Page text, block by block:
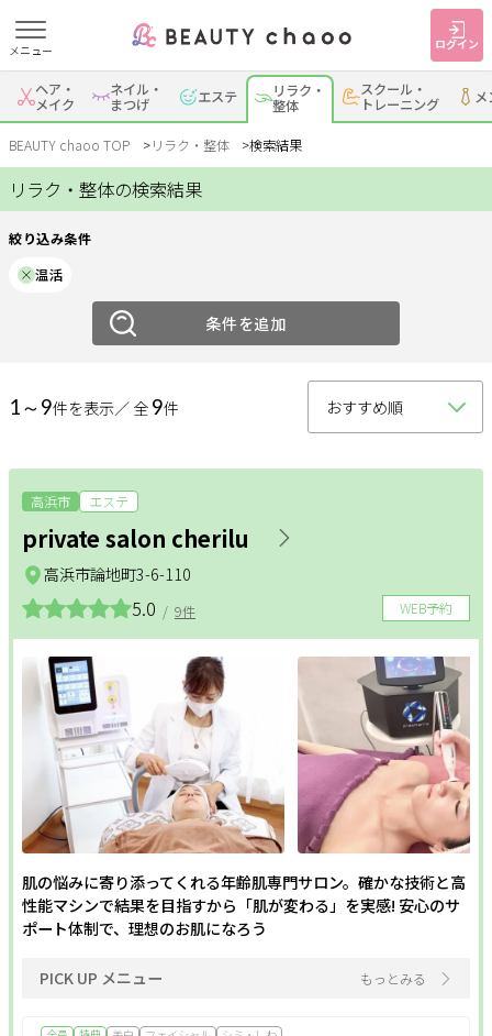
メニュー ログイン
すでに会員の方
ログイン
はじめてご利用の方
新規会員登録
ジャンルで探す
ヘア・メイク
スクール・
トレーニング
メンズ
大人女子トピック ランキング
サポート
よくある質問
プライバシーポリシー
運営会社
お知らせ
お問い合わせ
掲載店様
掲載のご案内
掲載の申込み
掲載店様ログイン
ヘア・
メイク
ネイル・
まつげ エステ リラク・
整体
スクール・
トレーニング メ
BEAUTY chaoo TOP リラク・整体 検索結果
リラク・整体の検索結果
絞り込み条件
温活
条件を追加
1～9件を表示／ 全 9件
高浜市 エステ
private salon cherilu
WEB予約
5.0 / 9件
高浜市論地町3-6-110
肌の悩みに寄り添ってくれる年齢肌専門サロン。確かな技術と高
性能マシンで結果を目指すから「肌が変わる」を実感! 安心のサ
ポート体制で、理想のお肌になろう
PICK UP メニュー もっとみる
絞り込み
ジャンル
リラク
エリア
岡崎・幸田
・蒲郡
安城
碧南・高浜
豊明・大府・知多・
リラクメニュー
ダイエット インナーケア
更年期 姿勢改善
ヘッドケア 美白
フェムケア フェイシャル ボディ
ホワイトニング オールハンド エイジングケア
毛穴 セルフエステ シェービング
角質・ピーリング シミ・しわ
二の腕・ハミ肉 ボディメイク